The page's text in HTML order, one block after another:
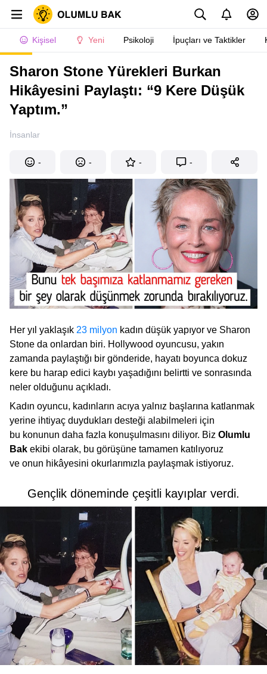
Kişisel Yeni Psikoloji İpuçları ve Taktikler
Sharon Stone Yürekleri Burkan
Hikâyesini Paylaştı: “9 Kere Düşük
Yaptım.”
İnsanlar
- - - -
Her yıl yaklaşık 23 milyon kadın düşük yapıyor ve Sharon
Stone da onlardan biri. Hollywood oyuncusu, yakın
zamanda paylaştığı bir gönderide, hayatı boyunca dokuz
kere bu harap edici kaybı yaşadığını belirtti ve sonrasında
neler olduğunu açıkladı.
Kadın oyuncu, kadınların acıya yalnız başlarına katlanmak
yerine ihtiyaç duydukları desteği alabilmeleri için
bu konunun daha fazla konuşulmasını diliyor. Biz Olumlu
Bak ekibi olarak, bu görüşüne tamamen katılıyoruz
ve onun hikâyesini okurlarımızla paylaşmak istiyoruz.
Gençlik döneminde çeşitli kayıplar verdi.